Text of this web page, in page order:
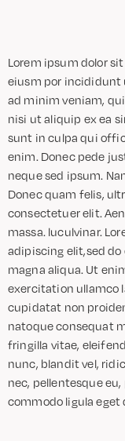
Lorem ipsum dolor
eiusm por incididunt
ad minim veniam,
nisi ut aliquip ex ea
sunt in culpa qui
enim. Donec pede
neque sed ipsum.
Donec quam felis,
consectetuer elit.
massa. luculvinar.
adipiscing elit,sed
magna aliqua. Ut
exercitation ullamco
cupidatat non
natoque consequat
fringilla vitae,
nunc, blandit vel,
nec, pellentesque
commodo ligula eget